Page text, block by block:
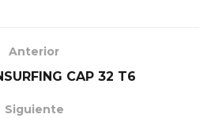
Anterior
CAP 32 T6
Siguiente